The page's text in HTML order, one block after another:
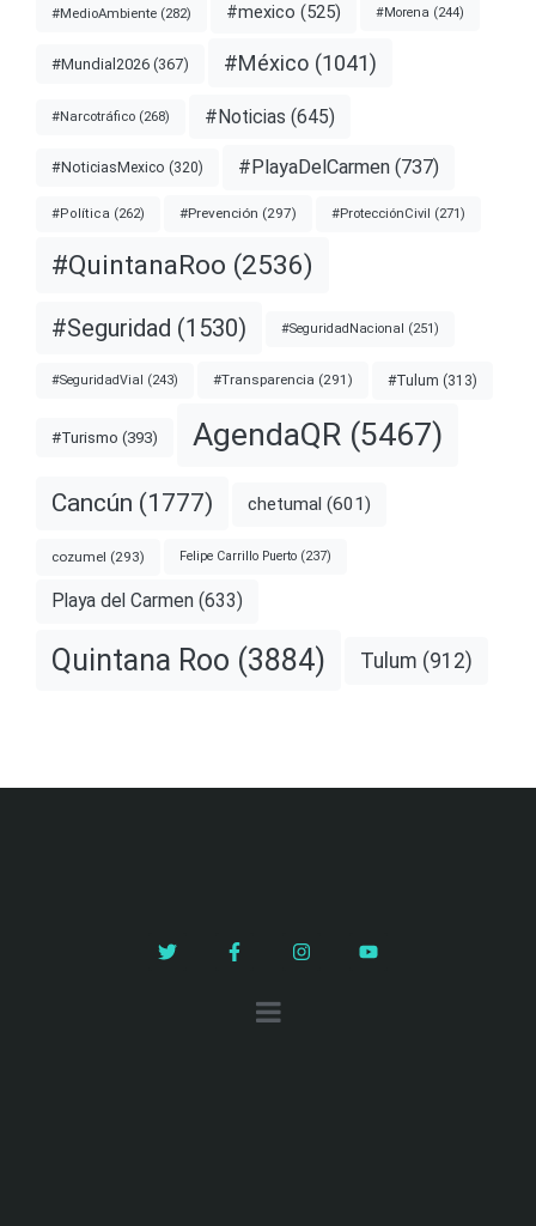
#MedioAmbiente (282) #mexico (525) #Morena (244)
#Mundial2026 (367) #México (1041)
#Narcotráfico (268) #Noticias (645)
#NoticiasMexico (320) #PlayaDelCarmen (737)
#Política (262) #Prevención (297) #ProtecciónCivil (271)
#QuintanaRoo (2536)
#Seguridad (1530) #SeguridadNacional (251)
#SeguridadVial (243) #Transparencia (291) #Tulum (313)
#Turismo (393) AgendaQR (5467)
Cancún (1777) chetumal (601)
cozumel (293) Felipe Carrillo Puerto (237)
Playa del Carmen (633)
Quintana Roo (3884) Tulum (912)